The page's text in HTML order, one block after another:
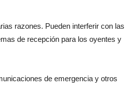
razones. Pueden interferir con las
de recepción para los oyentes y
de emergencia y otros